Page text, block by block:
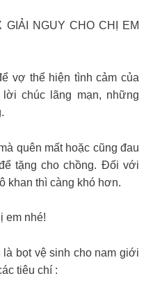
NGUY CHO CHỊ EM
vợ thể hiện tình cảm của
chúc lãng mạn, những
quên mất hoặc cũng đau
tặng cho chồng. Đối với
khan thì càng khó hơn.
em nhé!
bọt vệ sinh cho nam giới
tiêu chí :